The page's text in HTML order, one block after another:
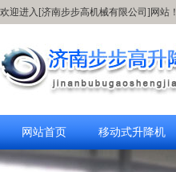
欢迎进入[济南步步高机械有限公司]网站！
网站首页 移动式升降机